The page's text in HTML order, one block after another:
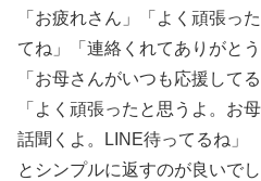
「お疲れさん」「よく頑張っ
てね」「連絡くれてありがとう
「お母さんがいつも応援して
「よく頑張ったと思うよ。お
話聞くよ。LINE待ってるね」
とシンプルに返すのが良いで